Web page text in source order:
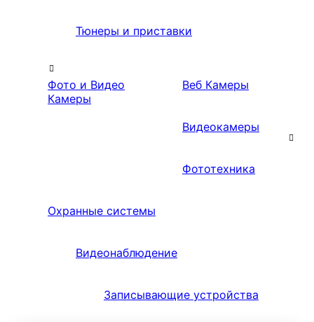
Тюнеры и приставки
Фото и Видео
Камеры
Веб Камеры
Видеокамеры
Фототехника
Охранные системы
Видеонаблюдение
Записывающие устройства